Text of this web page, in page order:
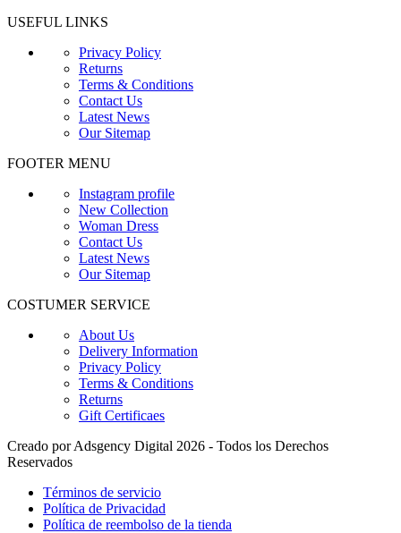
USEFUL LINKS
Privacy Policy
Returns
Terms & Conditions
Contact Us
Latest News
Our Sitemap
FOOTER MENU
Instagram profile
New Collection
Woman Dress
Contact Us
Latest News
Our Sitemap
COSTUMER SERVICE
About Us
Delivery Information
Privacy Policy
Terms & Conditions
Returns
Gift Certificaes
Creado por Adsgency Digital 2026 - Todos los Derechos
Reservados
Términos de servicio
Política de Privacidad
Política de reembolso de la tienda